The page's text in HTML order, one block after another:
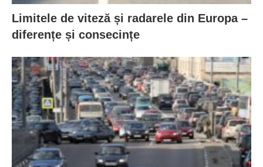
Limitele de viteză și radarele din Europa –
diferențe și consecințe